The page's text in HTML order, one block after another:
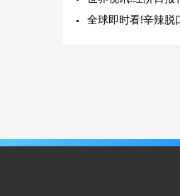
全球即时看!辛辣脱